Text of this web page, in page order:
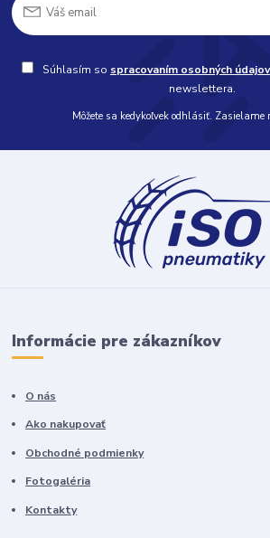
Súhlasím so spracovaním osobných údajov
newslettera.
Môžete sa kedykoľvek odhlásiť. Zasielame
Informácie pre zákazníkov
O nás
Ako nakupovať
Obchodné podmienky
Fotogaléria
Kontakty